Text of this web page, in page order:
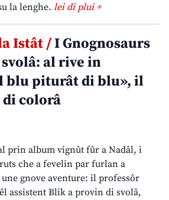
la lenghe. lei di plui +
Istât /I Gnognosaurs
al rive in
blu piturât di blu», il
colorâ
prin album vignût fûr a Nadâl, i
che a fevelin par furlan a
gnove aventure: il professôr
assistent Blik a provin di svolâ,